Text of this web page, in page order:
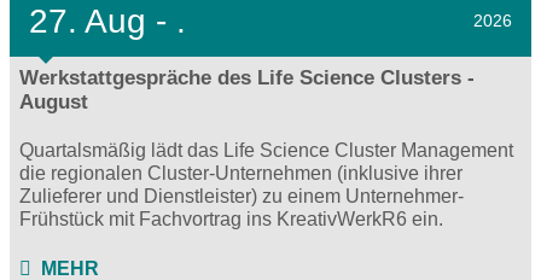
27. Aug - . 2026
Werkstattgespräche des Life Science Clusters -
August
Quartalsmäßig lädt das Life Science Cluster Management
die regionalen Cluster-Unternehmen (inklusive ihrer
Zulieferer und Dienstleister) zu einem Unternehmer-
Frühstück mit Fachvortrag ins KreativWerkR6 ein.
MEHR